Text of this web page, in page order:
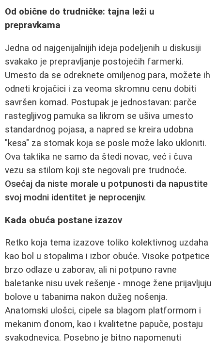
Od obične do trudničke: tajna leži u
prepravkama
Jedna od najgenijalnijih ideja podeljenih u diskusiji
svakako je prepravljanje postojećih farmerki.
Umesto da se odreknete omiljenog para, možete ih
odneti krojačici i za veoma skromnu cenu dobiti
savršen komad. Postupak je jednostavan: parče
rastegljivog pamuka sa likrom se ušiva umesto
standardnog pojasa, a napred se kreira udobna
"kesa" za stomak koja se posle može lako ukloniti.
Ova taktika ne samo da štedi novac, već i čuva
vezu sa stilom koji ste negovali pre trudnoće.
Osećaj da niste morale u potpunosti da napustite
svoj modni identitet je neprocenjiv.
Kada obuća postane izazov
Retko koja tema izazove toliko kolektivnog uzdaha
kao bol u stopalima i izbor obuće. Visoke potpetice
brzo odlaze u zaborav, ali ni potpuno ravne
baletanke nisu uvek rešenje - mnoge žene prijavljuju
bolove u tabanima nakon dužeg nošenja.
Anatomski ulošci, cipele sa blagom platformom i
mekanim đonom, kao i kvalitetne papuče, postaju
svakodnevica. Posebno je bitno napomenuti